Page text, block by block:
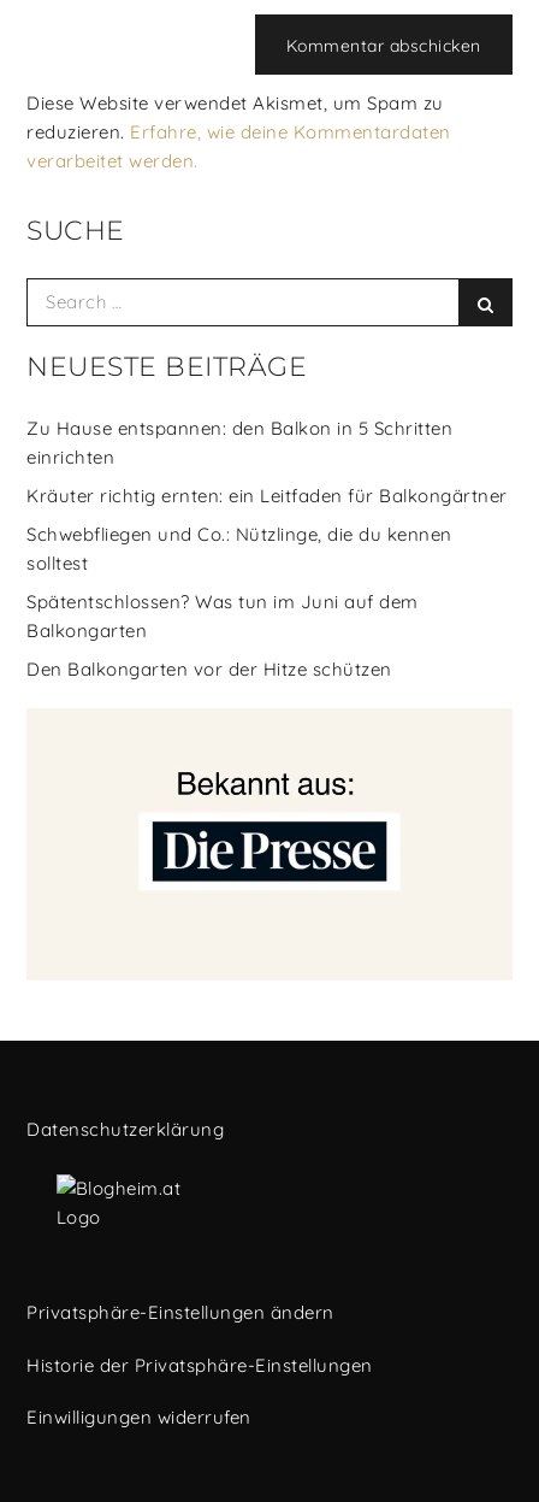
Diese Website verwendet Akismet, um Spam zu
reduzieren. Erfahre, wie deine Kommentardaten
verarbeitet werden.
SUCHE
Search
NEUESTE BEITRÄGE
Zu Hause entspannen: den Balkon in 5 Schritten
einrichten
Kräuter richtig ernten: ein Leitfaden für Balkongärtner
Schwebfliegen und Co.: Nützlinge, die du kennen
solltest
Spätentschlossen? Was tun im Juni auf dem
Balkongarten
Den Balkongarten vor der Hitze schützen
Datenschutzerklärung
Privatsphäre-Einstellungen ändern
Historie der Privatsphäre-Einstellungen
Einwilligungen widerrufen